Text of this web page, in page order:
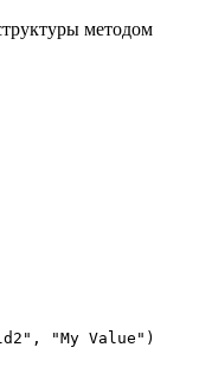
методом
"My Value")